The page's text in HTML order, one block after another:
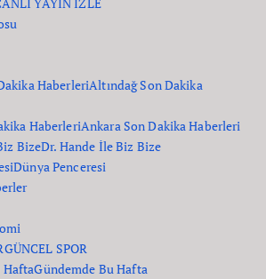
HaberleriAltındağ Son Dakika
HaberleriAnkara Son Dakika Haberleri
BizeDr. Hande İle Biz Bize
Dünya Penceresi
GÜNCEL SPOR
HaftaGündemde Bu Hafta